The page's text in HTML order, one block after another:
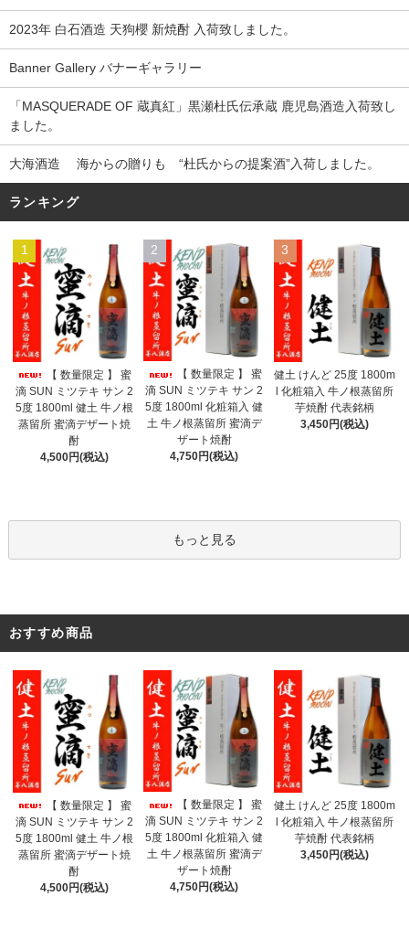
2023年 白石酒造 天狗櫻 新焼酎 入荷致しました。
Banner Gallery バナーギャラリー
「MASQUERADE OF 蔵真紅」黒瀬杜氏伝承蔵 鹿児島酒造入荷致し
ました。
大海酒造 海からの贈りも “杜氏からの提案酒”入荷しました。
ランキング
1
【 数量限定 】 蜜
滴 SUN ミツテキ サン 2
5度 1800ml 健土 牛ノ根
蒸留所 蜜滴デザート焼
酎
4,500円(税込)
2
【 数量限定 】 蜜
滴 SUN ミツテキ サン 2
5度 1800ml 化粧箱入 健
土 牛ノ根蒸留所 蜜滴デ
ザート焼酎
4,750円(税込)
3
健土 けんど 25度 1800m
l 化粧箱入 牛ノ根蒸留所
芋焼酎 代表銘柄
3,450円(税込)
もっと見る
おすすめ商品
【 数量限定 】 蜜
滴 SUN ミツテキ サン 2
5度 1800ml 健土 牛ノ根
蒸留所 蜜滴デザート焼
酎
4,500円(税込)
【 数量限定 】 蜜
滴 SUN ミツテキ サン 2
5度 1800ml 化粧箱入 健
土 牛ノ根蒸留所 蜜滴デ
ザート焼酎
4,750円(税込)
健土 けんど 25度 1800m
l 化粧箱入 牛ノ根蒸留所
芋焼酎 代表銘柄
3,450円(税込)